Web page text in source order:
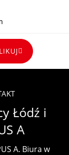
Łódź i
A
A. Biura w